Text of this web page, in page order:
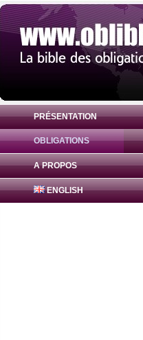
PRÉSENTATION
OBLIGATIONS
A PROPOS
ENGLISH
Obligation